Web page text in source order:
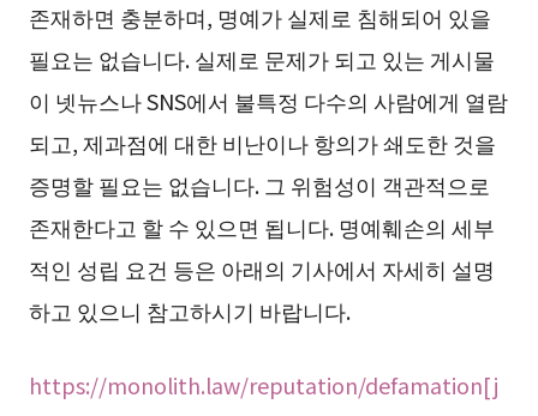
존재하면 충분하며, 명예가 실제로 침해되어 있을
필요는 없습니다. 실제로 문제가 되고 있는 게시물
이 넷뉴스나 SNS에서 불특정 다수의 사람에게 열람
되고, 제과점에 대한 비난이나 항의가 쇄도한 것을
증명할 필요는 없습니다. 그 위험성이 객관적으로
존재한다고 할 수 있으면 됩니다. 명예훼손의 세부
적인 성립 요건 등은 아래의 기사에서 자세히 설명
하고 있으니 참고하시기 바랍니다.
https://monolith.law/reputation/defamation[j